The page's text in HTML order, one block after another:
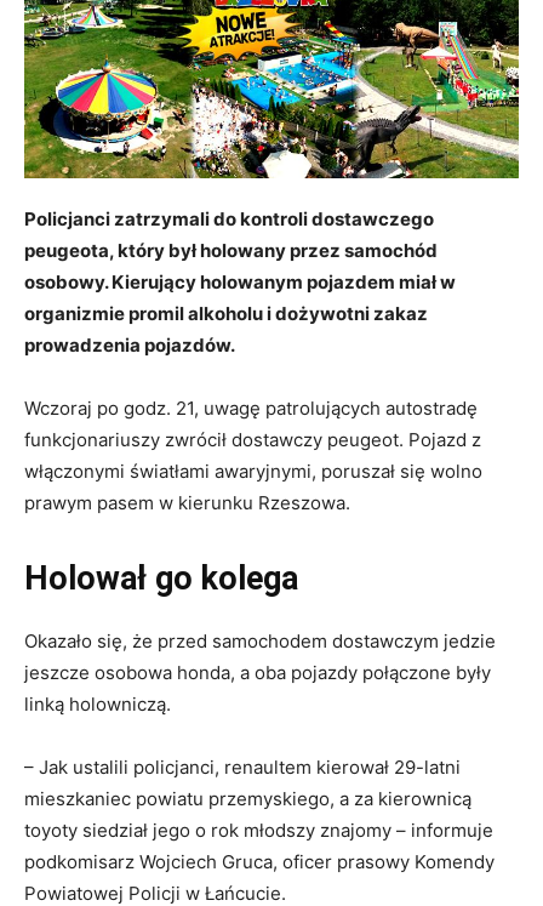
Policjanci zatrzymali do kontroli dostawczego
peugeota, który był holowany przez samochód
osobowy. Kierujący holowanym pojazdem miał w
organizmie promil alkoholu i dożywotni zakaz
prowadzenia pojazdów.
Wczoraj po godz. 21, uwagę patrolujących autostradę
funkcjonariuszy zwrócił dostawczy peugeot. Pojazd z
włączonymi światłami awaryjnymi, poruszał się wolno
prawym pasem w kierunku Rzeszowa.
Holował go kolega
Okazało się, że przed samochodem dostawczym jedzie
jeszcze osobowa honda, a oba pojazdy połączone były
linką holowniczą.
– Jak ustalili policjanci, renaultem kierował 29-latni
mieszkaniec powiatu przemyskiego, a za kierownicą
toyoty siedział jego o rok młodszy znajomy – informuje
podkomisarz Wojciech Gruca, oficer prasowy Komendy
Powiatowej Policji w Łańcucie.